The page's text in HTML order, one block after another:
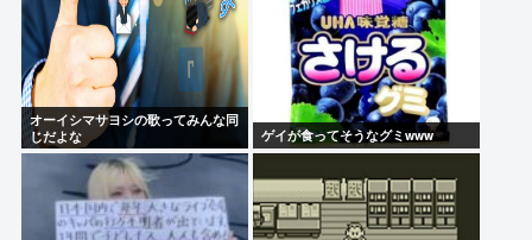
オーイシマサヨシの歌ってみんな同
じだよな
ゲイが食ってそうなグミwww